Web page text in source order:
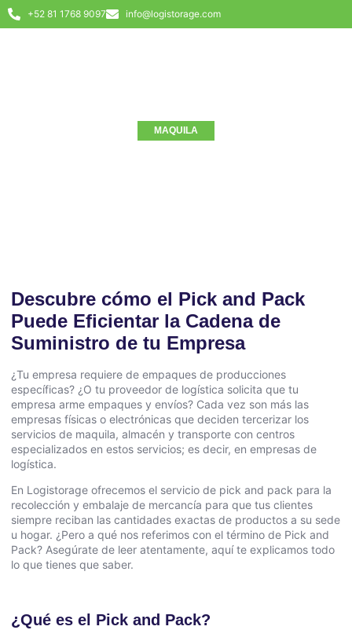
+52 81 1768 9097 info@logistorage.com
MAQUILA
Descubre cómo el Pick and Pack
Puede Eficientar la Cadena de
Suministro de tu Empresa
¿Tu empresa requiere de empaques de producciones
específicas? ¿O tu proveedor de logística solicita que tu
empresa arme empaques y envíos? Cada vez son más las
empresas físicas o electrónicas que deciden tercerizar los
servicios de maquila, almacén y transporte con centros
especializados en estos servicios; es decir, en empresas de
logística.
En Logistorage ofrecemos el servicio de pick and pack para la
recolección y embalaje de mercancía para que tus clientes
siempre reciban las cantidades exactas de productos a su sede
u hogar. ¿Pero a qué nos referimos con el término de Pick and
Pack? Asegúrate de leer atentamente, aquí te explicamos todo
lo que tienes que saber.
¿Qué es el Pick and Pack?